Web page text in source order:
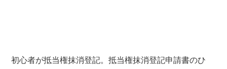
初心者が抵当権抹消登記。抵当権抹消登記申請書のひ